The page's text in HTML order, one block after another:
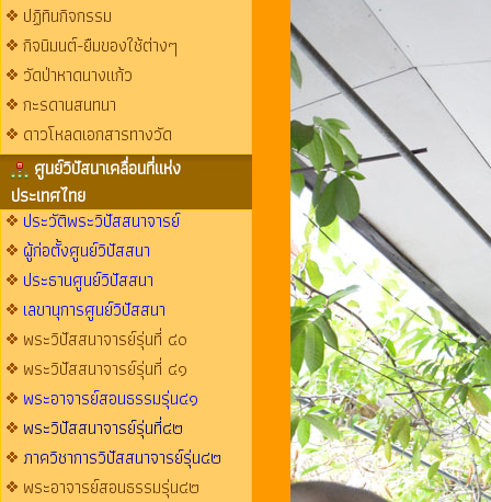
ปฏิทินกิจกรรม
กิจนิมนต์-ยืมของใช้ต่างๆ
วัดป่าหาดนางแก้ว
กะรดานสนทนา
ดาวโหลดเอกสารทางวัด
ศูนย์วิปัสนาเคลื่อนที่แห่ง
ประเทศไทย
ประวัติพระวิปัสสนาจารย์
ผู้ก่อตั้งศูนย์วิปัสสนา
ประธานศูนย์วิปัสสนา
เลขานุการศูนย์วิปัสสนา
พระวิปัสสนาจารย์รุ่นที่ ๔๐
พระวิปัสสนาจารย์รุ่นที่ ๔๑
พระอาจารย์สอนธรรมรุ่น๔๑
พระวิปัสสนาจารย์รุ่นที่๔๒
ภาควิชาการวิปัสสนาจารย์รุ่น๔๒
พระอาจารย์สอนธรรมรุ่น๔๒